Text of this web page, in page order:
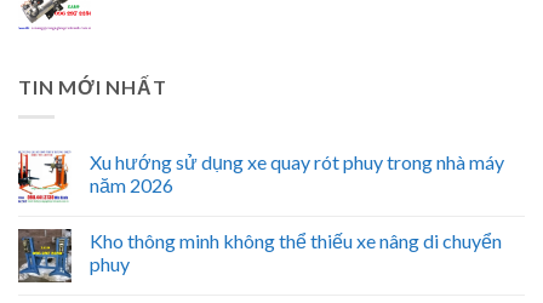
TIN MỚI NHẤT
Xu hướng sử dụng xe quay rót phuy trong nhà máy
năm 2026
Kho thông minh không thể thiếu xe nâng di chuyển
phuy